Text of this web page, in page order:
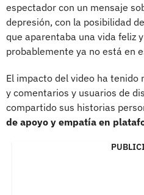
espectador con un mensaje
depresión, con la posibilidad
que aparentaba una vida feliz
probablemente ya no está en
El impacto del video ha tenido
y comentarios y usuarios de
compartido sus historias
de apoyo y empatía en